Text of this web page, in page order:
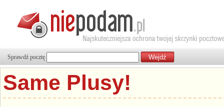
Sprawdź pocztę
Same Plusy!